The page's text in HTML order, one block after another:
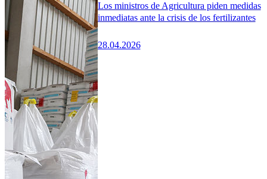
Los ministros de Agricultura piden medidas
inmediatas ante la crisis de los fertilizantes
28.04.2026